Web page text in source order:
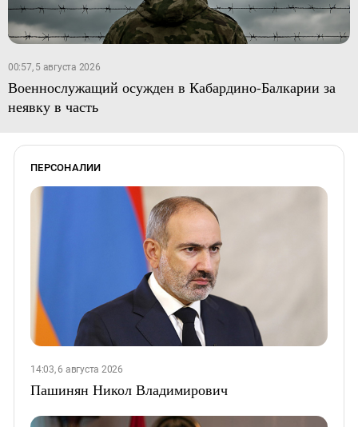
00:57, 5 августа 2026
Военнослужащий осужден в Кабардино-Балкарии за
неявку в часть
ПЕРСОНАЛИИ
14:03, 6 августа 2026
Пашинян Никол Владимирович